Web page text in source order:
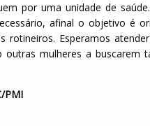
por uma unidade de
afinal o objetivo é
rotineiros. Esperamos
mulheres a buscarem
PMI